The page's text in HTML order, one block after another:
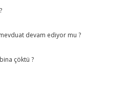
devam ediyor mu ?
çöktü ?